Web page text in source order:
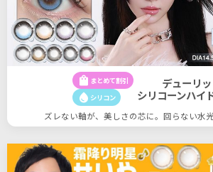
shopping_bag まとめて割引
water_drop シリコン
デューリ
シリコーンハイ
ズレない軸が、美しさの芯に。回らない水